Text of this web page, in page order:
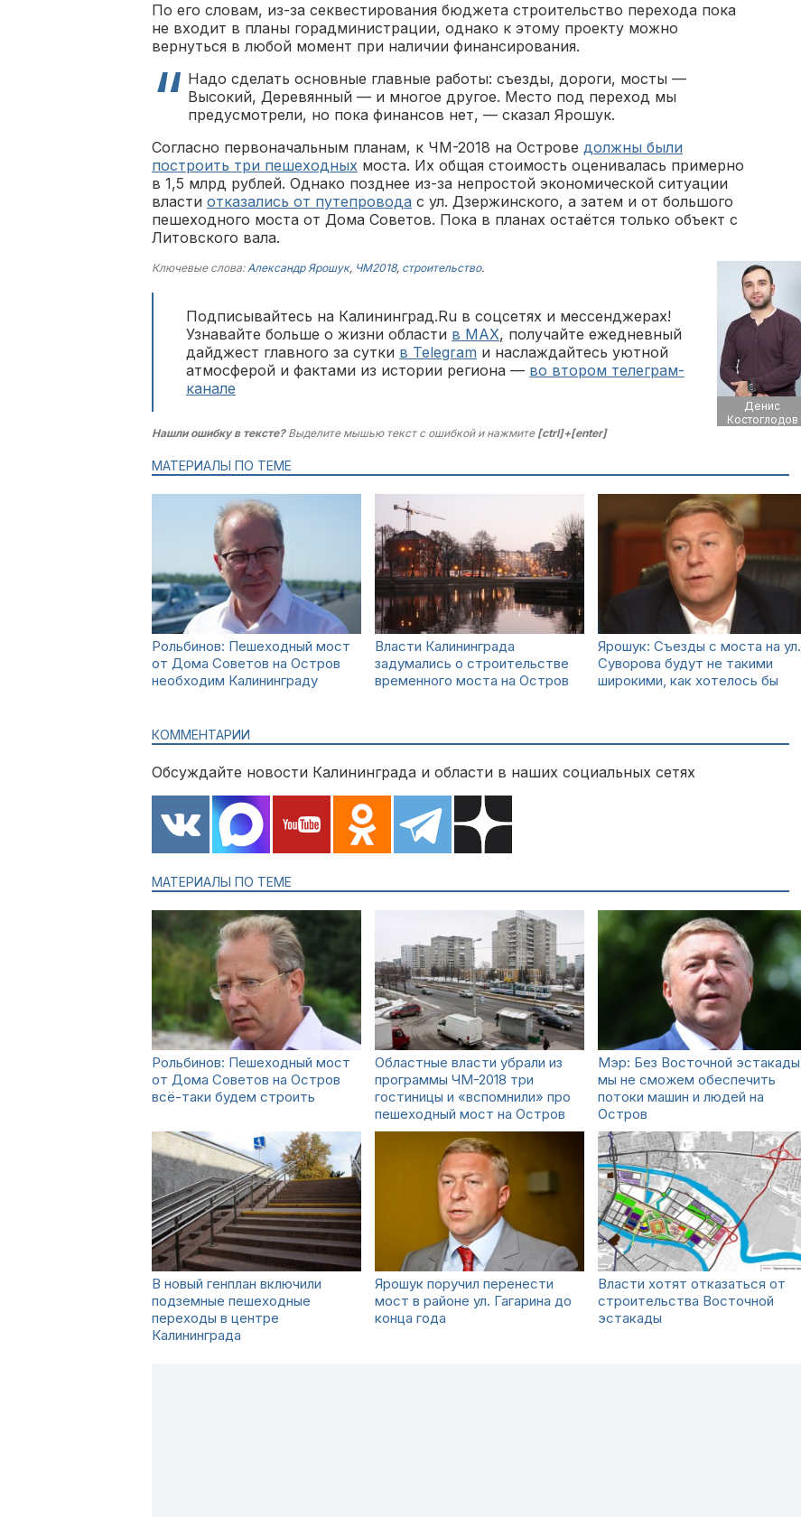
По его словам, из-за секвестирования бюджета строительство перехода пока
не входит в планы горадминистрации, однако к этому проекту можно
вернуться в любой момент при наличии финансирования.
Надо сделать основные главные работы: съезды, дороги, мосты —
Высокий, Деревянный — и многое другое. Место под переход мы
предусмотрели, но пока финансов нет, — сказал Ярошук.
Согласно первоначальным планам, к ЧМ-2018 на Острове должны были
построить три пешеходных моста. Их общая стоимость оценивалась примерно
в 1,5 млрд рублей. Однако позднее из-за непростой экономической ситуации
власти отказались от путепровода с ул. Дзержинского, а затем и от большого
пешеходного моста от Дома Советов. Пока в планах остаётся только объект с
Литовского вала.
Денис
Костоглодов
Ключевые слова:Александр Ярошук, ЧМ2018, строительство.
Подписывайтесь на Калининград.Ru в соцсетях и мессенджерах!
Узнавайте больше о жизни области в MAX, получайте ежедневный
дайджест главного за сутки в Telegram и наслаждайтесь уютной
атмосферой и фактами из истории региона — во втором телеграм-
канале
Нашли ошибку в тексте?Выделите мышью текст с ошибкой и нажмите [ctrl]+[enter]
МАТЕРИАЛЫ ПО ТЕМЕ
Рольбинов: Пешеходный мост
от Дома Советов на Остров
необходим Калининграду
Власти Калининграда
задумались о строительстве
временного моста на Остров
Ярошук: Съезды с моста на ул.
Суворова будут не такими
широкими, как хотелось бы
КОММЕНТАРИИ
Обсуждайте новости Калининграда и области в наших социальных сетях
МАТЕРИАЛЫ ПО ТЕМЕ
Рольбинов: Пешеходный мост
от Дома Советов на Остров
всё-таки будем строить
Областные власти убрали из
программы ЧМ-2018 три
гостиницы и «вспомнили» про
пешеходный мост на Остров
Мэр: Без Восточной эстакады
мы не сможем обеспечить
потоки машин и людей на
Остров
В новый генплан включили
подземные пешеходные
переходы в центре
Калининграда
Ярошук поручил перенести
мост в районе ул. Гагарина до
конца года
Власти хотят отказаться от
строительства Восточной
эстакады